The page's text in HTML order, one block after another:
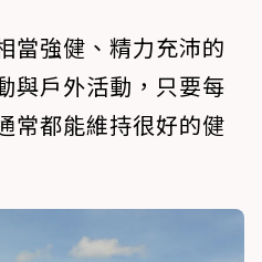
當強健、精力充沛的
與戶外活動，只要每
常都能維持很好的健